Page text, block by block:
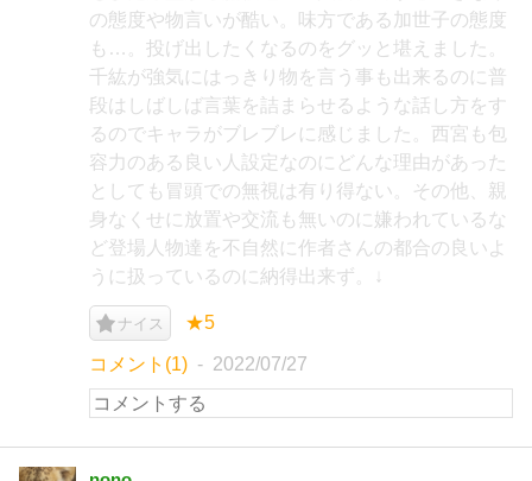
の態度や物言いが酷い。味方である加世子の態度
も…。投げ出したくなるのをグッと堪えました。
千紘が強気にはっきり物を言う事も出来るのに普
段はしばしば言葉を詰まらせるような話し方をす
るのでキャラがブレブレに感じました。西宮も包
容力のある良い人設定なのにどんな理由があった
としても冒頭での無視は有り得ない。その他、親
身なくせに放置や交流も無いのに嫌われているな
ど登場人物達を不自然に作者さんの都合の良いよ
うに扱っているのに納得出来ず。↓
ナイス ★5
コメント(1) 2022/07/27